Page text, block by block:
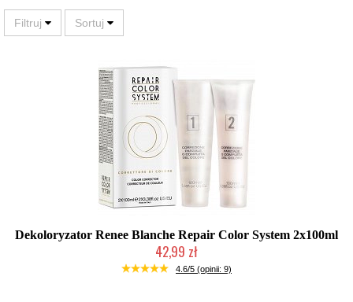
Dekoloryzator Renee Blanche Repair Color System 2x100ml
42,99 zł
Duża ilość (wysyłka w 24h)
4.6/5 (opinii: 9)